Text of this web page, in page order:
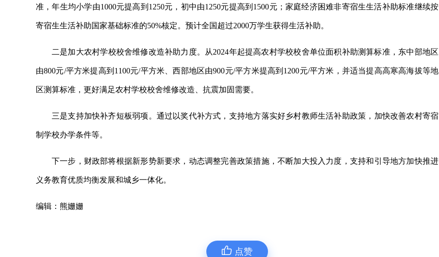
准，年生均小学由1000元提高到1250元，初中由1250元提高到1500元；家庭经济困难非寄宿生生活补助标准继续按
寄宿生生活补助国家基础标准的50%核定。预计全国超过2000万学生获得生活补助。
二是加大农村学校校舍维修改造补助力度。从2024年起提高农村学校校舍单位面积补助测算标准，东中部地区
由800元/平方米提高到1100元/平方米、西部地区由900元/平方米提高到1200元/平方米，并适当提高高寒高海拔等地
区测算标准，更好满足农村学校校舍维修改造、抗震加固需要。
三是支持加快补齐短板弱项。通过以奖代补方式，支持地方落实好乡村教师生活补助政策，加快改善农村寄宿
制学校办学条件等。
下一步，财政部将根据新形势新要求，动态调整完善政策措施，不断加大投入力度，支持和引导地方加快推进
义务教育优质均衡发展和城乡一体化。
编辑：熊姗姗
点赞